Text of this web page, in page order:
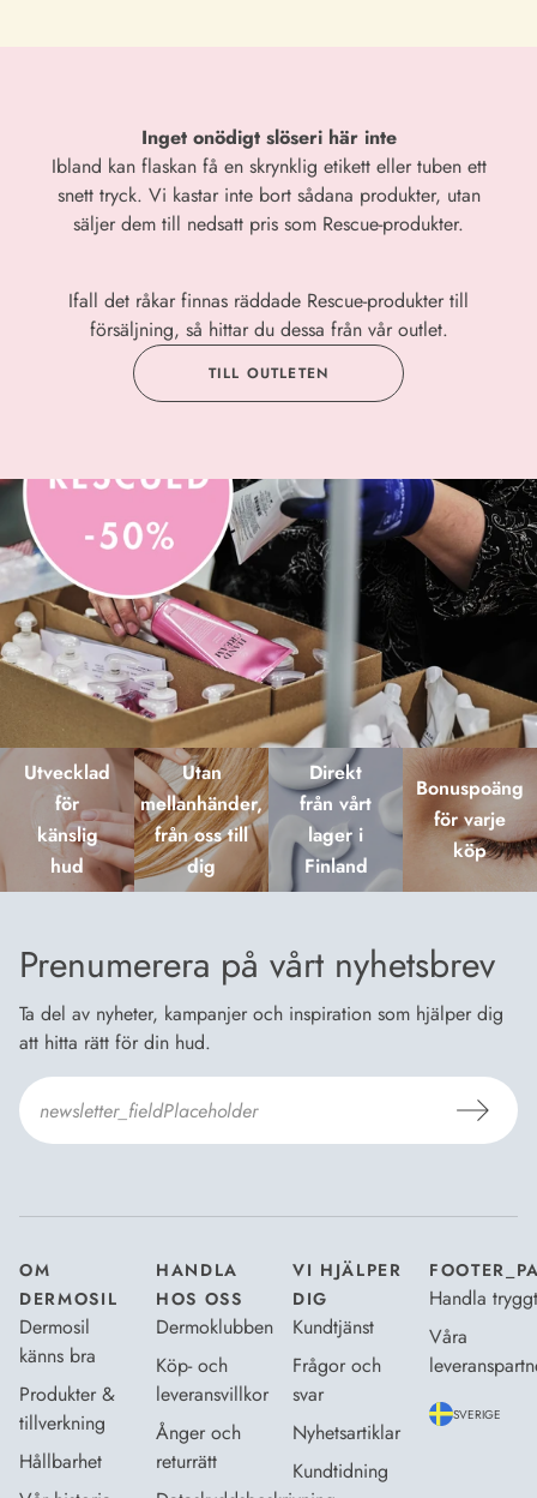
Inget onödigt slöseri här inte
Ibland kan flaskan få en skrynklig etikett eller tuben ett
snett tryck. Vi kastar inte bort sådana produkter, utan
säljer dem till nedsatt pris som Rescue-produkter.
Ifall det råkar finnas räddade Rescue-produkter till
försäljning, så hittar du dessa från vår outlet.
TILL OUTLETEN
Utvecklad
för
känslig
hud
Utan
mellanhänder,
från oss till
dig
Direkt
från vårt
lager i
Finland
Bonuspoäng
för varje
köp
Prenumerera på vårt nyhetsbrev
Ta del av nyheter, kampanjer och inspiration som hjälper dig
att hitta rätt för din hud.
OM
DERMOSIL
Dermosil
känns bra
Produkter &
tillverkning
Hållbarhet
HANDLA
HOS OSS
Dermoklubben
Köp- och
leveransvillkor
Ånger och
returrätt
VI HJÄLPER
DIG
Kundtjänst
Frågor och
svar
Nyhetsartiklar
Kundtidning
Handla tryggt
Våra
SVERIGE